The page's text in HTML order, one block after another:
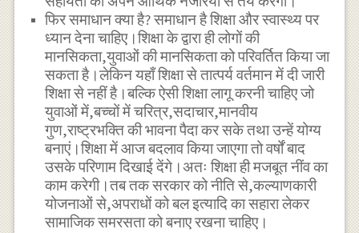
फिर समाधान क्या है? समाधान है शिक्षा और स्वास्थ्य पर
ध्यान देना चाहिए।शिक्षा के द्वारा ही लोगों की
मानसिकता,युवाओं की मानसिकता को परिवर्तित किया जा
सकता है।लेकिन यहाँ शिक्षा से तात्पर्य वर्तमान में दी जारी
शिक्षा से नहीं है।बल्कि ऐसी शिक्षा लागू करनी चाहिए जो
युवाओं में,बच्चों में चरित्र,सदाचार,मानवीय
गुण,राष्ट्रभक्ति की भावना पैदा कर सके तथा उन्हें योग्य
बनाएं।शिक्षा में आज बदलाव किया जाएगा तो वर्षों बाद
उसके परिणाम दिखाई देंगे।अतः शिक्षा ही मजबूत नींव का
काम करेगी।तब तक सरकार को नीति से,कल्याणकारी
योजनाओं से,अपराधों को बल इत्यादि का सहारा लेकर
सामाजिक समरसता को बनाए रखना चाहिए।